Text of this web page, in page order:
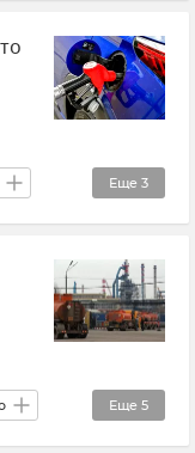
край
Еще 3
Еще 5